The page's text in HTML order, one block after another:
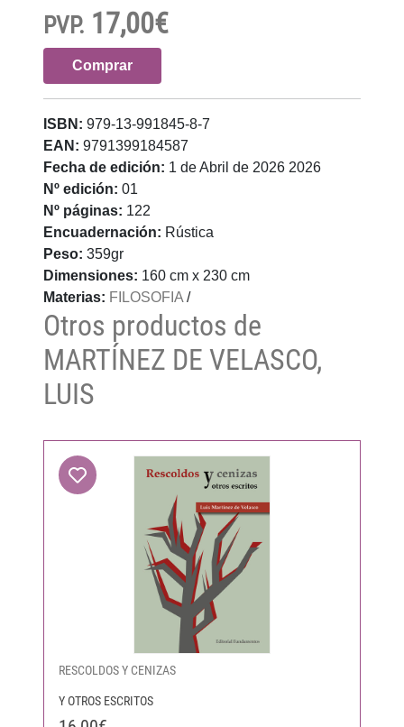
PVP. 17,00€
Comprar
ISBN: 979-13-991845-8-7
EAN: 9791399184587
Fecha de edición: 1 de Abril de 2026 2026
Nº edición: 01
Nº páginas: 122
Encuadernación: Rústica
Peso: 359gr
Dimensiones: 160 cm x 230 cm
Materias: FILOSOFIA /
Otros productos de
MARTÍNEZ DE VELASCO,
LUIS
RESCOLDOS Y CENIZAS
Y OTROS ESCRITOS